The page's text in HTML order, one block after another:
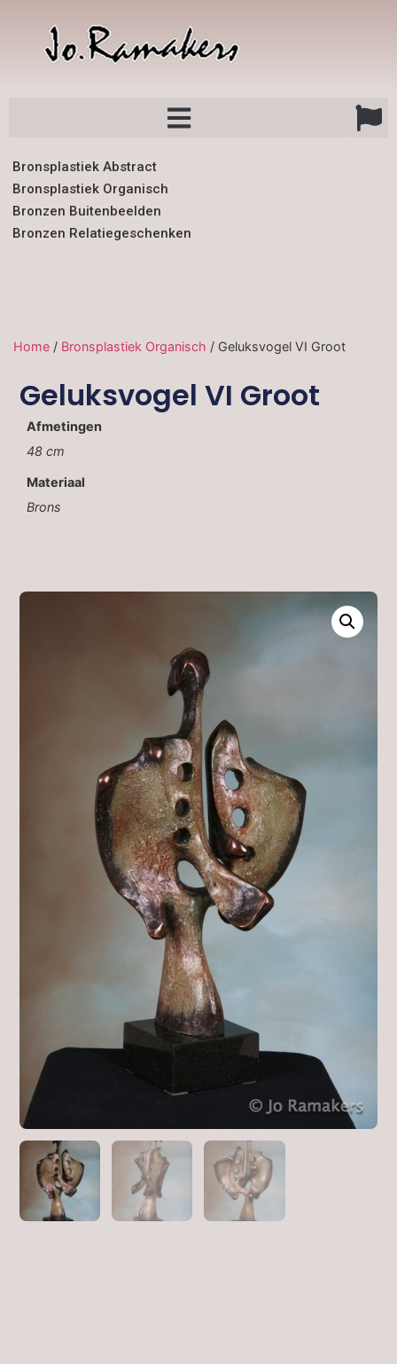
Bronsplastiek Abstract
Bronsplastiek Organisch
Bronzen Buitenbeelden
Bronzen Relatiegeschenken
Home / Bronsplastiek Organisch / Geluksvogel VI Groot
Geluksvogel VI Groot
Afmetingen
48 cm
Materiaal
Brons